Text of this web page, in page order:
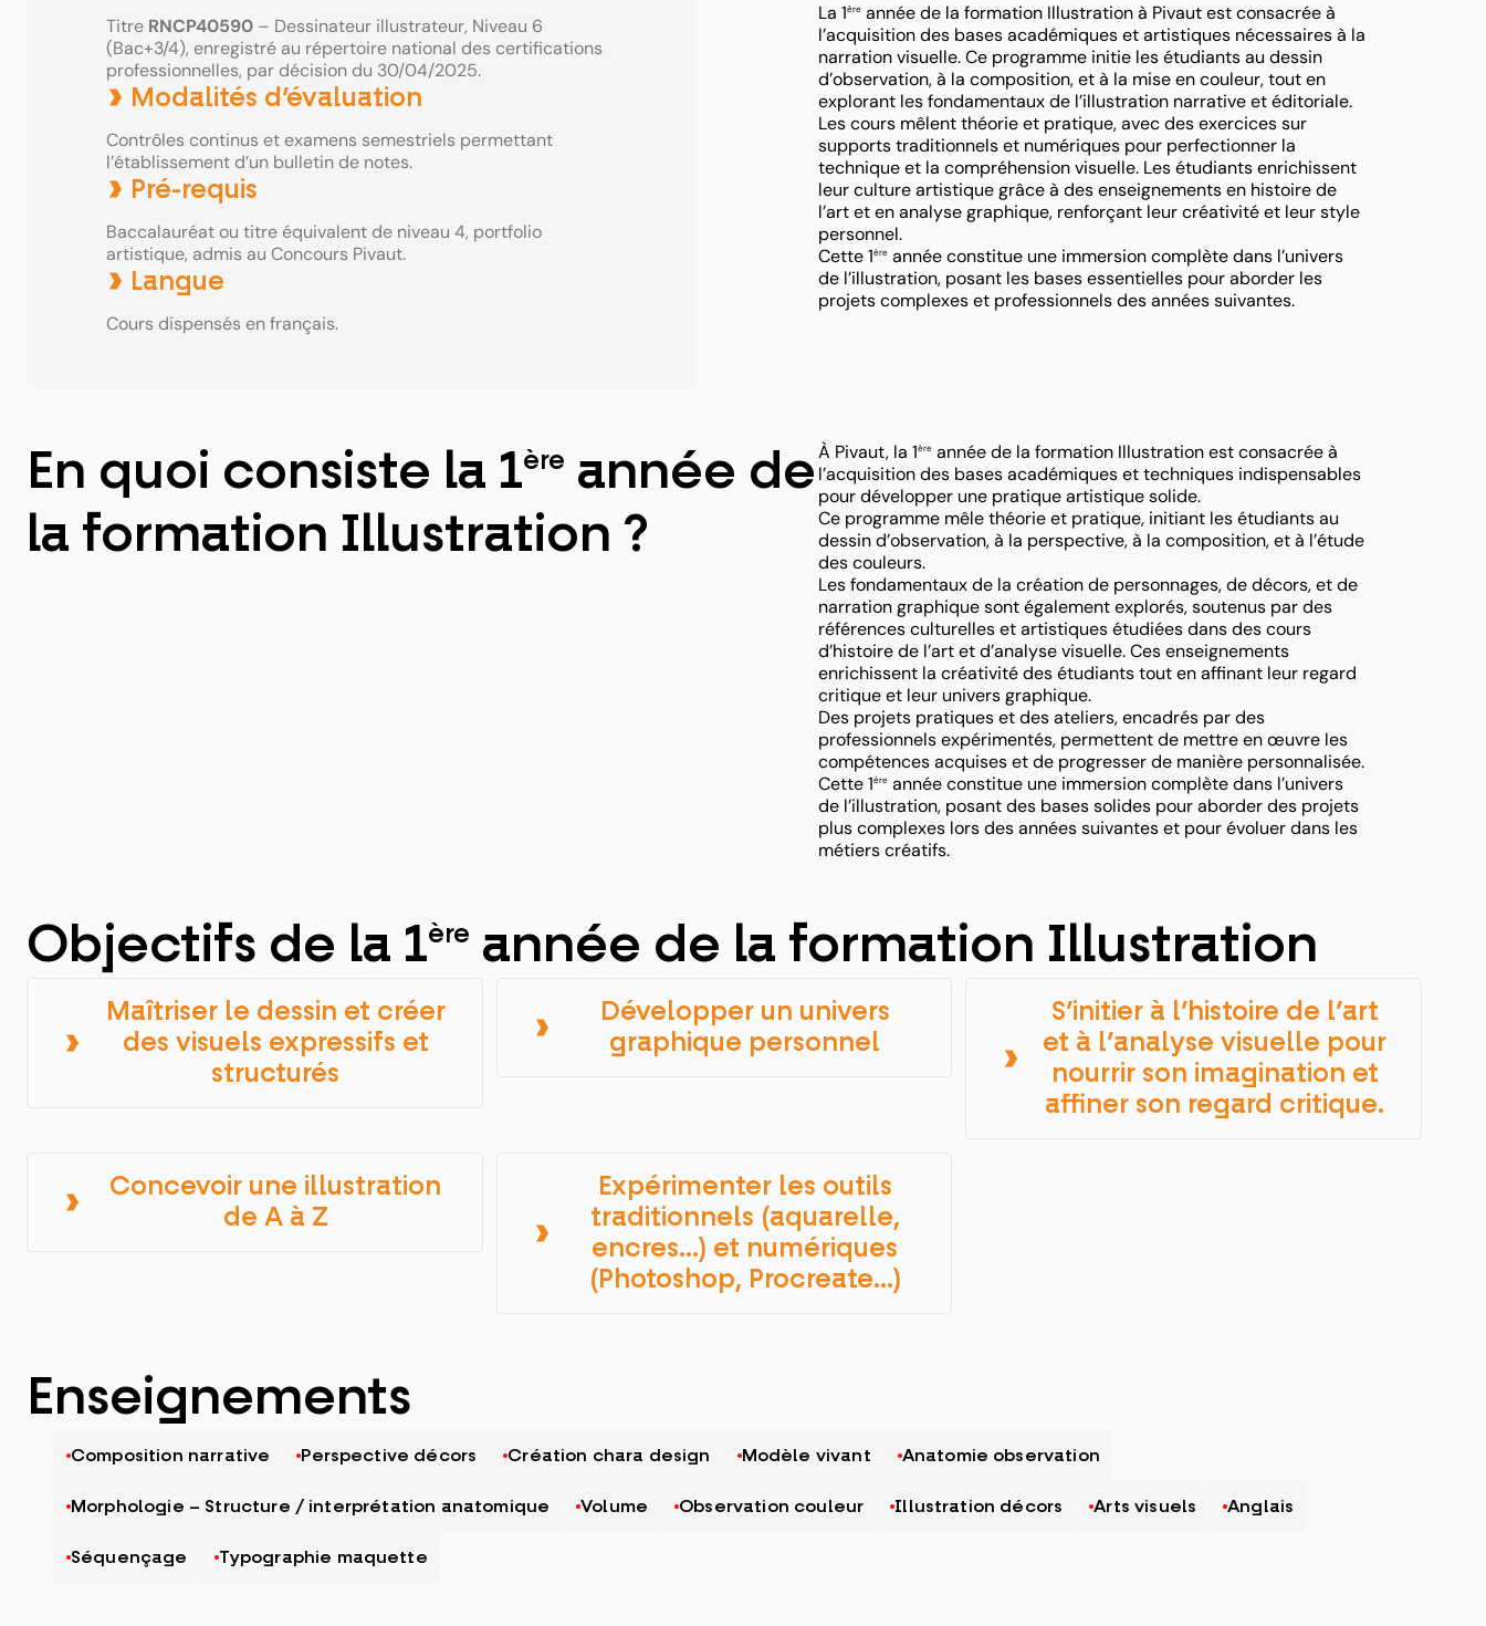
Titre RNCP40590 – Dessinateur illustrateur, Niveau 6
(Bac+3/4), enregistré au répertoire national des certifications
professionnelles, par décision du 30/04/2025.
Modalités d’évaluation
Contrôles continus et examens semestriels permettant
l’établissement d’un bulletin de notes.
Pré-requis
Baccalauréat ou titre équivalent de niveau 4, portfolio
artistique, admis au Concours Pivaut.
Langue
Cours dispensés en français.
La 1ère année de la formation Illustration à Pivaut est consacrée à
l’acquisition des bases académiques et artistiques nécessaires à la
narration visuelle. Ce programme initie les étudiants au dessin
d’observation, à la composition, et à la mise en couleur, tout en
explorant les fondamentaux de l’illustration narrative et éditoriale.
Les cours mêlent théorie et pratique, avec des exercices sur
supports traditionnels et numériques pour perfectionner la
technique et la compréhension visuelle. Les étudiants enrichissent
leur culture artistique grâce à des enseignements en histoire de
l’art et en analyse graphique, renforçant leur créativité et leur style
personnel.
Cette 1ère année constitue une immersion complète dans l’univers
de l’illustration, posant les bases essentielles pour aborder les
projets complexes et professionnels des années suivantes.
En quoi consiste la 1ère année de
la formation Illustration ?
À Pivaut, la 1ère année de la formation Illustration est consacrée à
l’acquisition des bases académiques et techniques indispensables
pour développer une pratique artistique solide.
Ce programme mêle théorie et pratique, initiant les étudiants au
dessin d’observation, à la perspective, à la composition, et à l’étude
des couleurs.
Les fondamentaux de la création de personnages, de décors, et de
narration graphique sont également explorés, soutenus par des
références culturelles et artistiques étudiées dans des cours
d’histoire de l’art et d’analyse visuelle. Ces enseignements
enrichissent la créativité des étudiants tout en affinant leur regard
critique et leur univers graphique.
Des projets pratiques et des ateliers, encadrés par des
professionnels expérimentés, permettent de mettre en œuvre les
compétences acquises et de progresser de manière personnalisée.
Cette 1ère année constitue une immersion complète dans l’univers
de l’illustration, posant des bases solides pour aborder des projets
plus complexes lors des années suivantes et pour évoluer dans les
métiers créatifs.
Objectifs de la 1ère année de la formation Illustration
Maîtriser le dessin et créer
des visuels expressifs et
structurés
Développer un univers
graphique personnel
S’initier à l’histoire de l’art
et à l’analyse visuelle pour
nourrir son imagination et
affiner son regard critique.
Concevoir une illustration
de A à Z
Expérimenter les outils
traditionnels (aquarelle,
encres…) et numériques
(Photoshop, Procreate…)
Enseignements
Composition narrative Perspective décors Création chara design Modèle vivant Anatomie observation
Morphologie – Structure / interprétation anatomique Volume Observation couleur Illustration décors Arts visuels Anglais
Séquençage Typographie maquette